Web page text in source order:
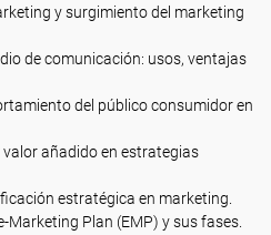
y surgimiento del marketing
de comunicación: usos, ventajas
del público consumidor en
añadido en estrategias
estratégica en marketing.
Marketing Plan (EMP) y sus fases.